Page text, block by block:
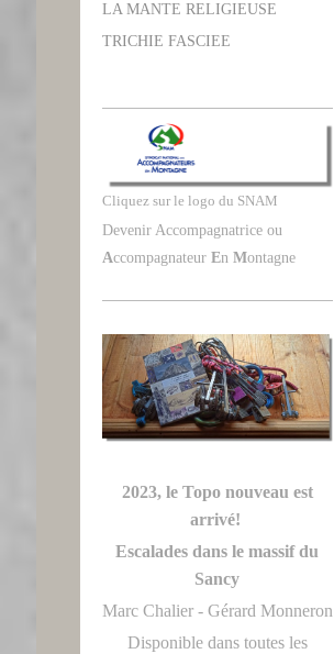
LA MANTE RELIGIEUSE
TRICHIE FASCIEE
Cliquez sur le logo du SNAM
Devenir Accompagnatrice ou
Accompagnateur En Montagne
2023, le Topo nouveau est
arrivé!
Escalades dans le massif du
Sancy
Marc Chalier - Gérard Monneron
Disponible dans toutes les